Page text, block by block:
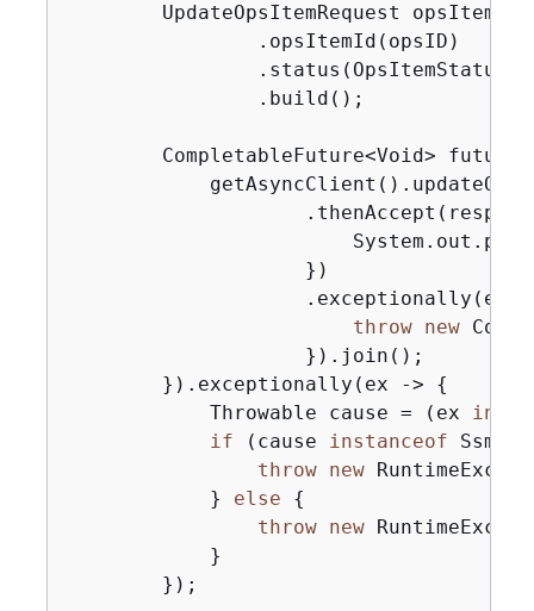
UpdateOpsItemRequest
                .opsItemId(opsID)
                .build();
CompletableFuture<Void>
                    })
.exceptionally(ex
throw new
                    }).join();
        }).exceptionally(ex ->
{
            Throwable cause = (ex
if (cause instanceof
throw new
            }
else
{
throw new
            }
        });